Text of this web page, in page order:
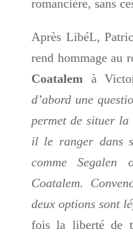
romancière, sans
Après LibéL,
rend hommage au
Coatalemà
d’abord une
permet de situer
il le ranger dans
comme
Coatalem.
deux options sont
fois la liberté de